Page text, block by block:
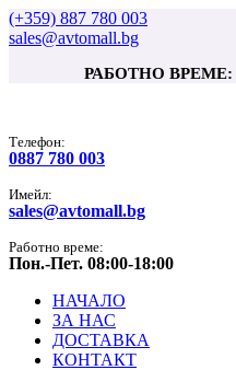
(+359) 887 780 003
sales@avtomall.bg
РАБОТНО ВРЕМЕ:
Tелефон:
0887 780 003
Имейл:
sales@avtomall.bg
Работно време:
Пон.-Пет. 08:00-18:00
НАЧАЛО
ЗА НАС
ДОСТАВКА
КОНТАКТ